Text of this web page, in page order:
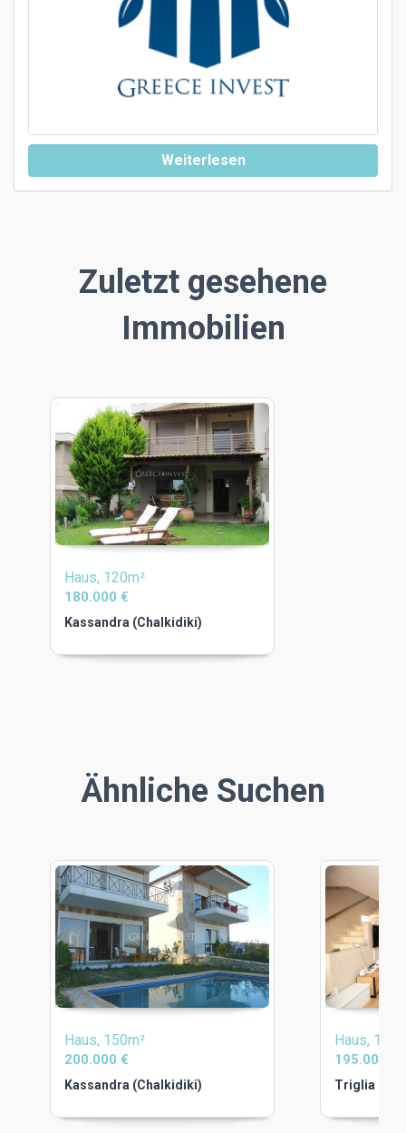
Weiterlesen
Zuletzt gesehene
Immobilien
Haus, 120m²
180.000 €
Kassandra (Chalkidiki)
Ähnliche Suchen
Haus, 150m²
200.000 €
Kassandra (Chalkidiki)
Haus,
195.000 €
Triglia